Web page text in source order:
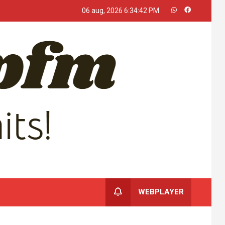
06 aug, 2026 6:34:43 PM
WEBPLAYER